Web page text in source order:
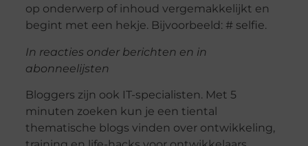
op onderwerp of inhoud vergemakkelijkt en
begint met een hekje. Bijvoorbeeld: # selfie.
In reacties onder berichten en in
abonneelijsten
Bloggers zijn ook IT-specialisten. Met 5
minuten zoeken kun je een tiental
thematische blogs vinden over ontwikkeling,